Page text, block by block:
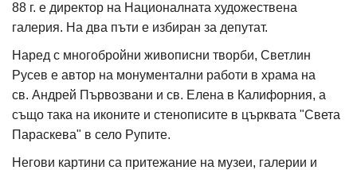
88 г. е директор на Националната художествена
галерия. На два пъти е избиран за депутат.
Наред с многобройни живописни творби, Светлин
Русев е автор на монументални работи в храма на
св. Андрей Първозвани и св. Елена в Калифорния, а
също така на иконите и стенописите в църквата "Света
Параскева" в село Рупите.
Негови картини са притежание на музеи, галерии и